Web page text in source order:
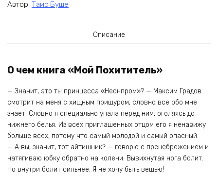
Автор: Таис Буше
Описание
О чем книга «Мой Похититель»
— Значит, это ты принцесса «Неонпром»? — Максим Градов
смотрит на меня с хищным прищуром, словно все обо мне
знает. Словно я специально упала перед ним, оголяясь до
нижнего белья. Из всех приглашенных отцом его я ненавижу
больше всех, потому что самый молодой и самый опасный.
— А вы, значит, тот айтишник? — говорю с пренебрежением и
натягиваю юбку обратно на колени. Вывихнутая нога болит.
Но внутри болит сильнее. Я не хочу быть вещью!